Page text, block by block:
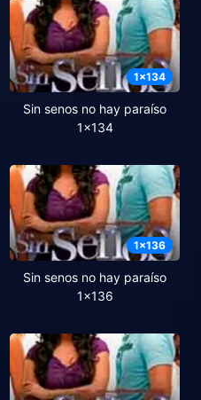
1x134
Sin senos no hay paraíso
1x134
1x136
Sin senos no hay paraíso
1x136